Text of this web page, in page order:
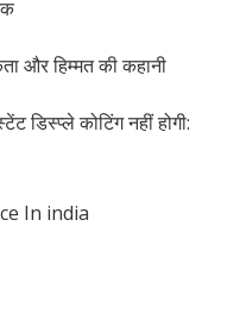
और हिम्मत की कहानी
कोटिंग नहीं होगी:
In india